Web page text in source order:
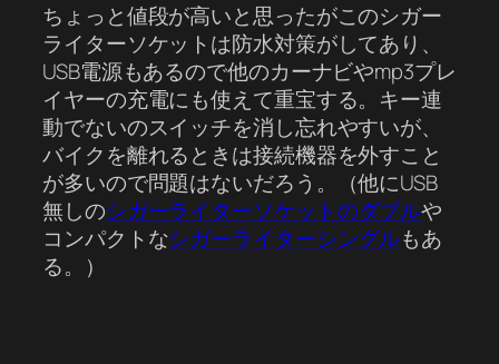
ちょっと値段が高いと思ったがこのシガー
ライターソケットは防水対策がしてあり、
USB電源もあるので他のカーナビやmp3プレ
イヤーの充電にも使えて重宝する。キー連
動でないのスイッチを消し忘れやすいが、
バイクを離れるときは接続機器を外すこと
が多いので問題はないだろう。（他にUSB
無しのシガーライターソケットのダブルや
コンパクトなシガーライターシングルもあ
る。）